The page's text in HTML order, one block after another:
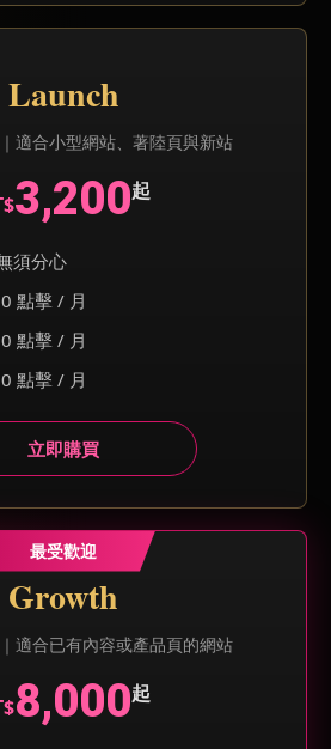
Launch
適合小型網站、著陸頁與新站
3,200起
須分心
點擊 / 月
點擊 / 月
點擊 / 月
立即購買
最受歡迎
Growth
適合已有內容或產品頁的網站
8,000起